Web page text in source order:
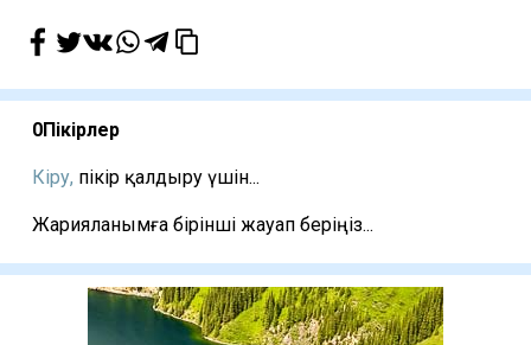
0Пікірлер
Кіру, пікір қалдыру үшін...
Жарияланымға бірінші жауап беріңіз...